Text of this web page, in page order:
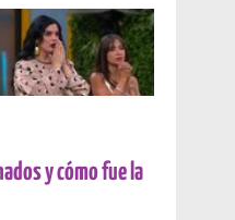
y cómo fue la